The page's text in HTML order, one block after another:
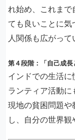
れ始め、これまで
ても良いことに
人関係も広がって
第４段階：「自己成長
インドでの生活
ランティア活動に
現地の貧困問題
し、自分の世界観